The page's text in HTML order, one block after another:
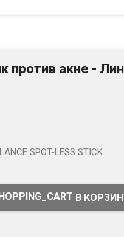
против акне -
SPOT-LESS STICK
В